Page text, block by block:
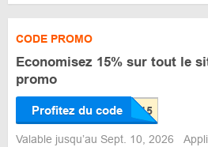
CODE PROMO
Economisez 15% sur tout le
promo
Profitez du code
Valable jusqu’au Sept. 10, 2026